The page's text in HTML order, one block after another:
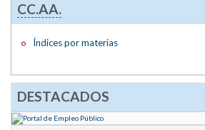
CC.AA.
Índices por materias
DESTACADOS